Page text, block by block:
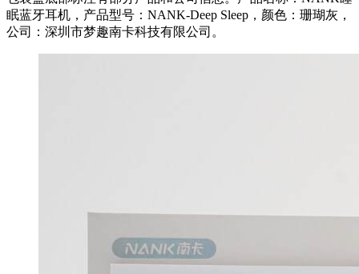
眠蓝牙耳机，产品型号：NANK-Deep Sleep，颜色：珊瑚灰，
公司：深圳市梦趣南卡科技有限公司。